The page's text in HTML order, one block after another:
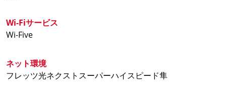
ナイトパック9時間 2120円
ナイトパック12時間 2640円
※ナイトパックは20時～翌4時にご入店の方に適応となり
Wi-Fiサービス
Wi-Five
ネット環境
フレッツ光ネクストスーパーハイスピード隼